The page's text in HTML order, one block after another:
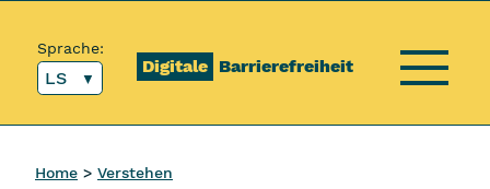
Digitale Barrierefreiheit
Sprache:
LS Menü
Home Verstehen